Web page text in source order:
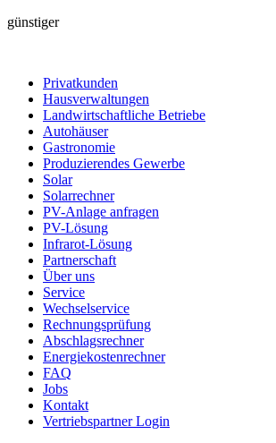
günstiger
Privatkunden
Hausverwaltungen
Landwirtschaftliche Betriebe
Autohäuser
Gastronomie
Produzierendes Gewerbe
Solar
Solarrechner
PV-Anlage anfragen
PV-Lösung
Infrarot-Lösung
Partnerschaft
Über uns
Service
Wechselservice
Rechnungsprüfung
Abschlagsrechner
Energiekostenrechner
FAQ
Jobs
Kontakt
Vertriebspartner Login